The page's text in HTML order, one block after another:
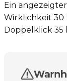
Ein
Wirklichkeit 30
Doppelklick 35